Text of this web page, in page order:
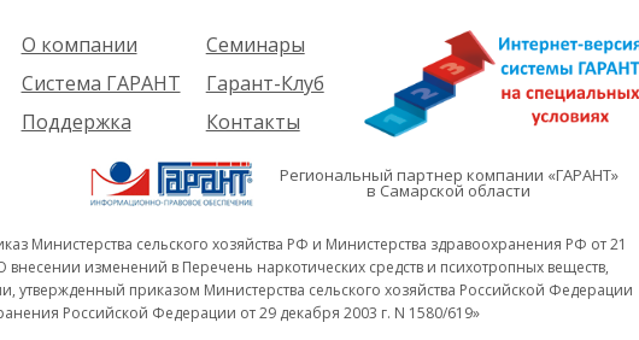
О компании
Компания
Проекты
Партнеры
Вакансии
Реквизиты
Информация
Система ГАРАНТ
О системе
решения
Комплекты
Новинки
История
Поддержка
Пользователям
Будущим
пользователям
Семинары
Об услуге
Предстоящие
семинары
Гарант-Клуб
Контакты
Региональный партнер компании «ГАРАНТ»
в Самарской области
Министерства сельского хозяйства РФ и Министерства здравоохранения РФ от 21
внесении изменений в Перечень наркотических средств и психотропных веществ,
утвержденный приказом Министерства сельского хозяйства Российской Федерации
Российской Федерации от 29 декабря 2003 г. N 1580/619»